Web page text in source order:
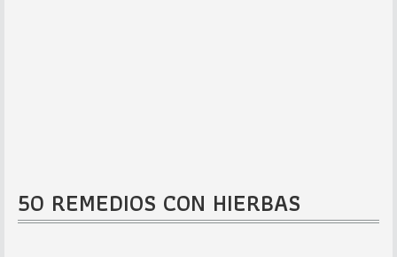
50 REMEDIOS CON HIERBAS